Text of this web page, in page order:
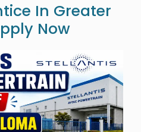
In Greater
Now